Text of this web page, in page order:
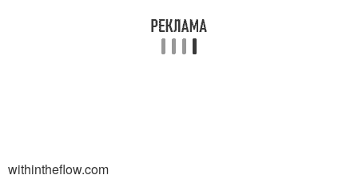
withintheflow.com